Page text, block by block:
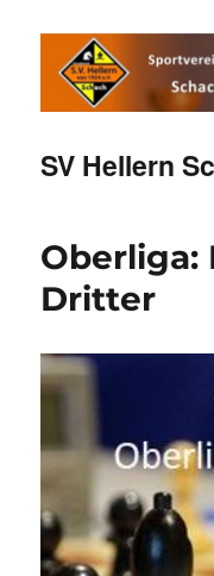
SV Hellern
Oberliga:
Dritter